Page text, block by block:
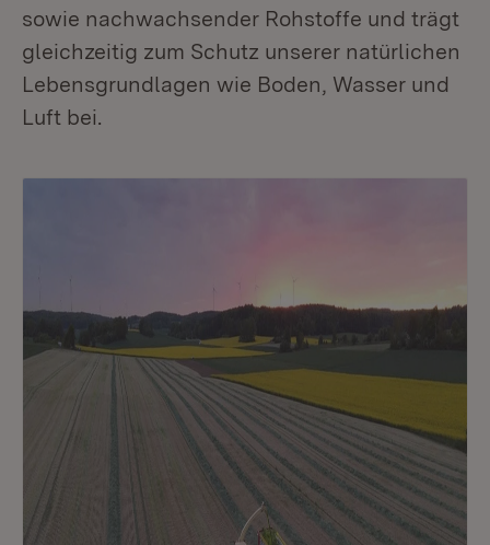
sowie nachwachsender Rohstoffe und trägt
gleichzeitig zum Schutz unserer natürlichen
Lebensgrundlagen wie Boden, Wasser und
Luft bei.